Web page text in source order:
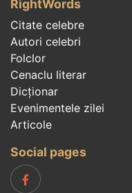
RightWords
Citate celebre
Autori celebri
Folclor
Cenaclu literar
Dicționar
Evenimentele zilei
Articole
Social pages